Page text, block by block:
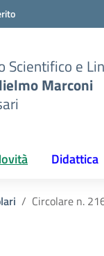
Scientifico e
Marconi
Didattica
Circolare n.